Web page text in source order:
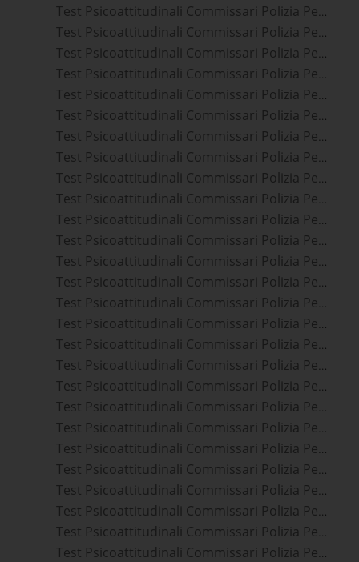
Test Psicoattitudinali Commissari Polizia Penitenziaria Camaiore
Test Psicoattitudinali Commissari Polizia Penitenziaria Viareggio
Test Psicoattitudinali Commissari Polizia Penitenziaria Mantova
Test Psicoattitudinali Commissari Polizia Penitenziaria Villafranca Di Verona
Test Psicoattitudinali Commissari Polizia Penitenziaria Sassuolo
Test Psicoattitudinali Commissari Polizia Penitenziaria Carpi
Test Psicoattitudinali Commissari Polizia Penitenziaria Formigine
Test Psicoattitudinali Commissari Polizia Penitenziaria Modena
Test Psicoattitudinali Commissari Polizia Penitenziaria Lucca
Test Psicoattitudinali Commissari Polizia Penitenziaria San Giuliano Terme
Test Psicoattitudinali Commissari Polizia Penitenziaria Pisa
Test Psicoattitudinali Commissari Polizia Penitenziaria Verona
Test Psicoattitudinali Commissari Polizia Penitenziaria Capannori
Test Psicoattitudinali Commissari Polizia Penitenziaria Livorno
Test Psicoattitudinali Commissari Polizia Penitenziaria Castelfranco Emilia
Test Psicoattitudinali Commissari Polizia Penitenziaria Cascina
Test Psicoattitudinali Commissari Polizia Penitenziaria Pistoia
Test Psicoattitudinali Commissari Polizia Penitenziaria Cento
Test Psicoattitudinali Commissari Polizia Penitenziaria Rosignano Marittimo
Test Psicoattitudinali Commissari Polizia Penitenziaria Trento
Test Psicoattitudinali Commissari Polizia Penitenziaria Casalecchio Di Reno
Test Psicoattitudinali Commissari Polizia Penitenziaria Schio
Test Psicoattitudinali Commissari Polizia Penitenziaria Bologna
Test Psicoattitudinali Commissari Polizia Penitenziaria Empoli
Test Psicoattitudinali Commissari Polizia Penitenziaria Prato
Test Psicoattitudinali Commissari Polizia Penitenziaria San Lazzaro Di Savena
Test Psicoattitudinali Commissari Polizia Penitenziaria Vicenza